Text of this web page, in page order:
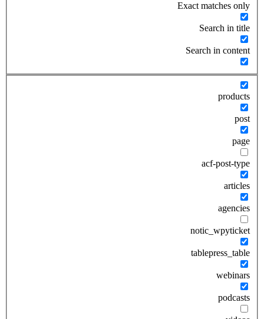
Exact matches only
Search in title
Search in content
products
post
page
acf-post-type
articles
agencies
notic_wpyticket
tablepress_table
webinars
podcasts